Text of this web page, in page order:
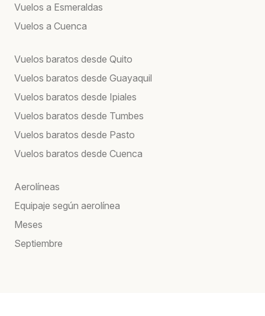
Vuelos a Esmeraldas
Vuelos a Cuenca
Vuelos baratos desde Quito
Vuelos baratos desde Guayaquil
Vuelos baratos desde Ipiales
Vuelos baratos desde Tumbes
Vuelos baratos desde Pasto
Vuelos baratos desde Cuenca
Aerolíneas
Equipaje según aerolínea
Meses
Septiembre